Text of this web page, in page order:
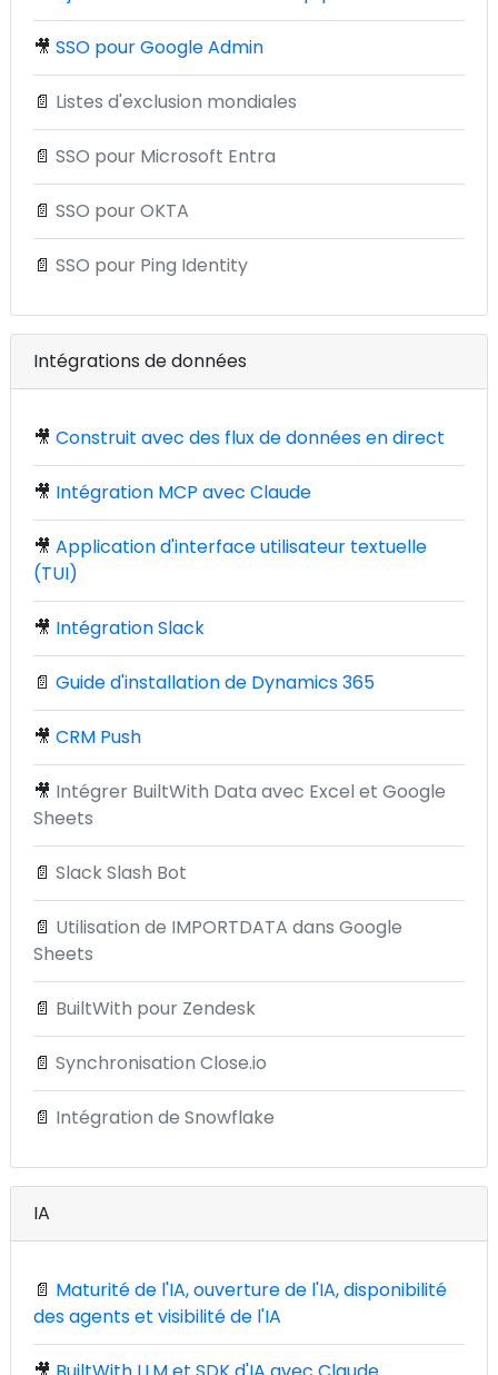
🎥 SSO pour Google Admin
📄 Listes d'exclusion mondiales
📄 SSO pour Microsoft Entra
📄 SSO pour OKTA
📄 SSO pour Ping Identity
Intégrations de données
🎥 Construit avec des flux de données en direct
🎥 Intégration MCP avec Claude
🎥 Application d'interface utilisateur textuelle
(TUI)
🎥 Intégration Slack
📄 Guide d'installation de Dynamics 365
🎥 CRM Push
🎥 Intégrer BuiltWith Data avec Excel et Google
Sheets
📄 Slack Slash Bot
📄 Utilisation de IMPORTDATA dans Google
Sheets
📄 BuiltWith pour Zendesk
📄 Synchronisation Close.io
📄 Intégration de Snowflake
IA
📄 Maturité de l'IA, ouverture de l'IA, disponibilité
des agents et visibilité de l'IA